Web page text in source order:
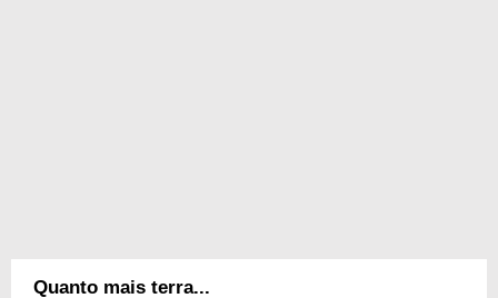
Quanto mais terra...